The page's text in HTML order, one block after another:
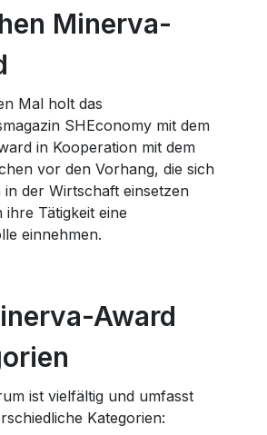
Frauen und Finanzen
für Frauen: Wirklich reich
für Frauen
Project
Bank als Arbeitgeber
Bewerbungsprozesses
für Frauen
Project
Finanzen Workshops
Bank als Arbeitgeber
Bewerbungsprozesses
Minerva-
Mal holt das
SHEconomy mit dem
in Kooperation mit dem
vor den Vorhang, die sich
der Wirtschaft einsetzen
Tätigkeit eine
einnehmen.
Award
ist vielfältig und umfasst
Kategorien: